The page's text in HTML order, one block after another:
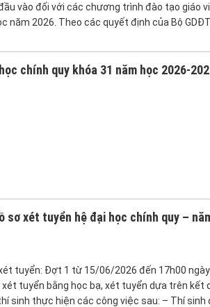
vào đối với các chương trình đào tạo giáo
năm 2026. Theo các quyết định của Bộ
chính quy khóa 31 năm học 2026-
sơ xét tuyển hệ đại học chính quy –
tuyển: Đợt 1 từ 15/06/2026 đến 17h00 ngày
tuyển bằng học bạ, xét tuyển dựa trên kết
sinh thực hiện các công việc sau: – Thí sinh